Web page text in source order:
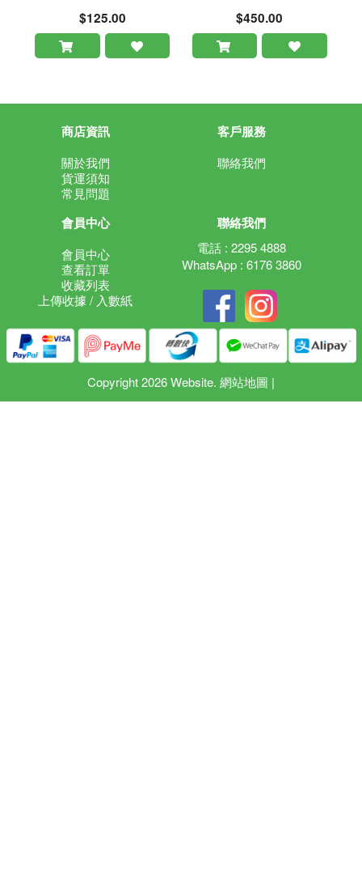
$125.00 $450.00
商店資訊
關於我們
貨運須知
常見問題
客戶服務
聯絡我們
會員中心
會員中心
查看訂單
收藏列表
上傳收據 / 入數紙
聯絡我們
電話 : 2295 4888
WhatsApp : 6176 3860
Copyright 2026 Website. 網站地圖 |